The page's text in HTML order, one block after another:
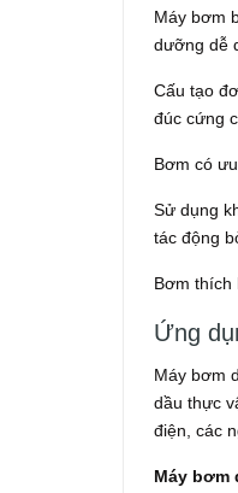
Máy bơm
dưỡng dễ
Cấu tạo
đúc cứng
Bơm có
Sử dụng
tác động
Bơm thích
Ứng
Máy bơm
dầu thực
điện, các
Máy bơm